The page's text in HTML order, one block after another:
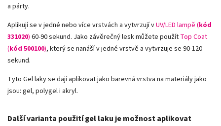
a párty.
Aplikují se v jedné nebo více vrstvách a vytvrzují vUV/LED lampě (kód
331020) 60-90 sekund. Jako závěrečný lesk můžete použít Top Coat
(kód 500100), který se nanáší v jedné vrstvě a vytvrzuje se 90-120
sekund.
Tyto Gel laky se dají aplikovat jako barevná vrstva na materiály jako
jsou: gel, polygel i akryl.
Další varianta použití gel laku je možnost aplikovat